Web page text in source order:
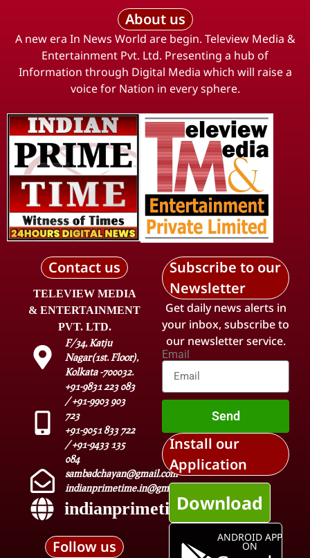
About us
A new era In News World are begin. Teleview Media &
Entertainment Pvt. Ltd. Presenting a hub of
Information through Digital Media which will raise a
voice for Nation in every sphere.
Contact us
TELEVIEW MEDIA
& ENTERTAINMENT
PVT. LTD.
F/34, Katju
Nagar(1st. Floor),
Kolkata -700032.
+91-9831 223 083
/ +91-9903 903
723
+91-9051 833 722
/ +91-9433 135
084
sambadchayan@gmail.com
indianprimetime.in@gmail.com
indianprimetime.in
Follow us
Subscribe to our
Newsletter
Get daily news alerts in
your inbox, subscribe to
our newsletter service.
Email
Send
Install our
Application
Download
ANDROID APP
ON